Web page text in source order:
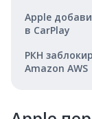
Apple
в CarPlay
РКН
Amazon AWS